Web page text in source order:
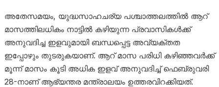
അതേസമയം, യുദ്ധസാഹചര്യ പശ്ചാത്തലത്തിൽ ആറ്
മാസത്തിലധികം നാട്ടിൽ കഴിയുന്ന പ്രവാസികൾക്ക്
അനുവദിച്ച ഇളവുമായി ബന്ധപ്പെട്ട അവ്യക്തത
ഇപ്പോഴും തുടരുകയാണ്. ആറ് മാസ പരിധി കഴിഞ്ഞവർക്ക്
മൂന്ന് മാസം കൂടി അധിക ഇളവ് അനുവദിച്ച് ഫെബ്രുവരി
28-നാണ് ആഭ്യന്തര മന്ത്രാലയം ഉത്തരവിറക്കിയത്.